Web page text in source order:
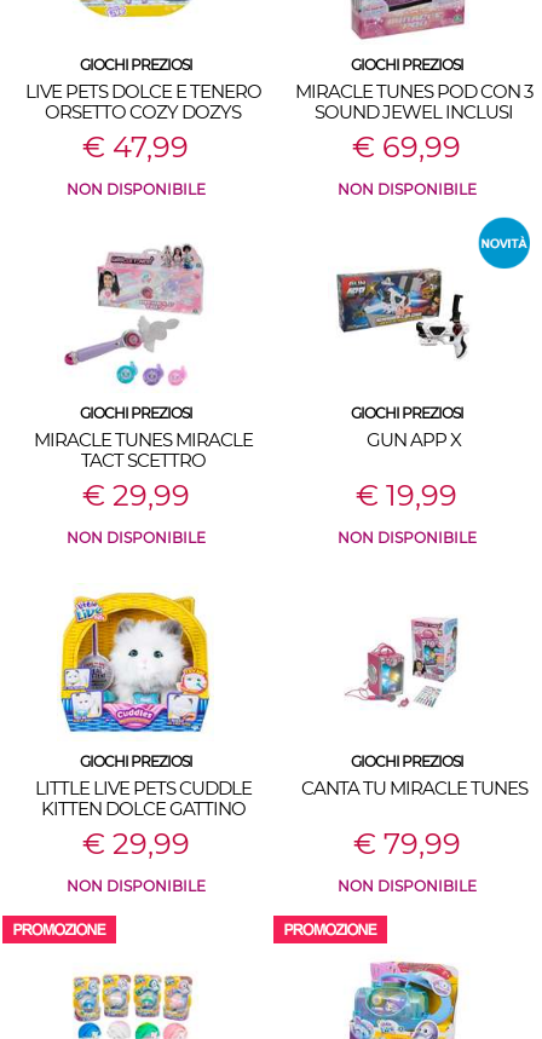
GIOCHI PREZIOSI
LIVE PETS DOLCE E TENERO
ORSETTO COZY DOZYS
€ 47,99
NON DISPONIBILE
GIOCHI PREZIOSI
MIRACLE TUNES POD CON 3
SOUND JEWEL INCLUSI
€ 69,99
NON DISPONIBILE
GIOCHI PREZIOSI
MIRACLE TUNES MIRACLE
TACT SCETTRO
€ 29,99
NON DISPONIBILE
GIOCHI PREZIOSI
GUN APP X
€ 19,99
NON DISPONIBILE
GIOCHI PREZIOSI
LITTLE LIVE PETS CUDDLE
KITTEN DOLCE GATTINO
€ 29,99
NON DISPONIBILE
GIOCHI PREZIOSI
CANTA TU MIRACLE TUNES
€ 79,99
NON DISPONIBILE